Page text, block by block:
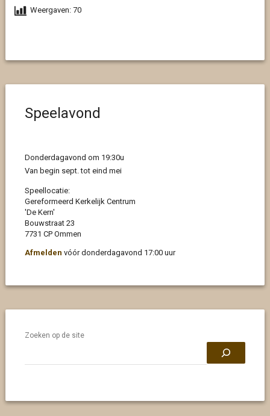
Weergaven: 70
Speelavond
Donderdagavond om 19:30u
Van begin sept. tot eind mei
Speellocatie:
Gereformeerd Kerkelijk Centrum
'De Kern'
Bouwstraat 23
7731 CP Ommen
Afmelden vóór donderdagavond 17:00 uur
Zoeken op de site